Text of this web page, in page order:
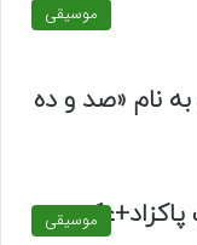
موسیقی
نام «صد و ده
موسیقی